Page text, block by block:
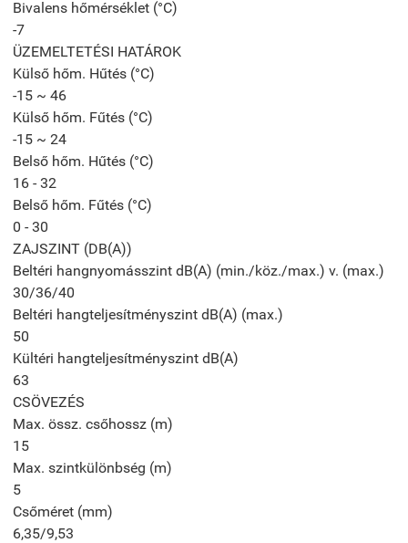
Bivalens hőmérséklet (°C)
-7
ÜZEMELTETÉSI HATÁROK
Külső hőm. Hűtés (°C)
-15 ~ 46
Külső hőm. Fűtés (°C)
-15 ~ 24
Belső hőm. Hűtés (°C)
16 - 32
Belső hőm. Fűtés (°C)
0 - 30
ZAJSZINT (DB(A))
Beltéri hangnyomásszint dB(A) (min./köz./max.) v. (max.)
30/36/40
Beltéri hangteljesítményszint dB(A) (max.)
50
Kültéri hangteljesítményszint dB(A)
63
CSÖVEZÉS
Max. össz. csőhossz (m)
15
Max. szintkülönbség (m)
5
Csőméret (mm)
6,35/9,53